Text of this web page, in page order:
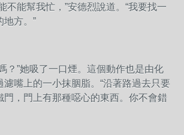
不能幫我忙，”安德烈說道。“我要找一
地方。”
？”她吸了一口煙。這個動作也是由化
濾嘴上的一小抹胭脂。“沿著路過去只要
門，門上有那種噁心的東西。你不會錯